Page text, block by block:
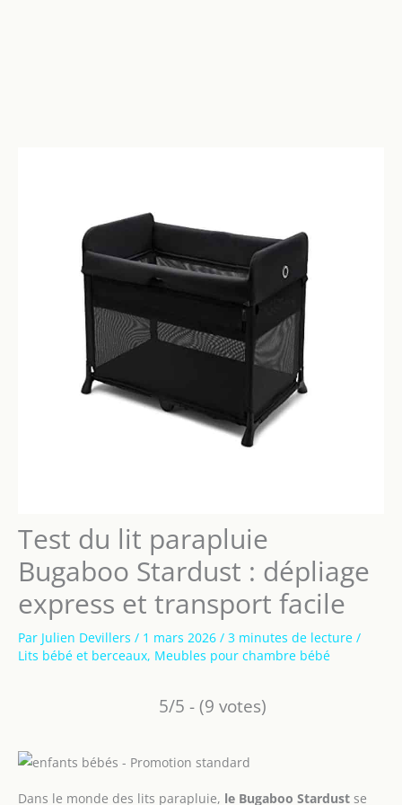
Test du lit parapluie
Bugaboo Stardust : dépliage
express et transport facile
Par Julien Devillers / 1 mars 2026 / 3 minutes de lecture /
Lits bébé et berceaux, Meubles pour chambre bébé
5/5 - (9 votes)
Dans le monde des lits parapluie, le Bugaboo Stardust se